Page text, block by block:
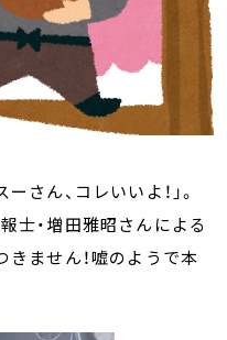
さん、コレいいよ！」。
士・増田雅昭さんによる
きません！嘘のようで本